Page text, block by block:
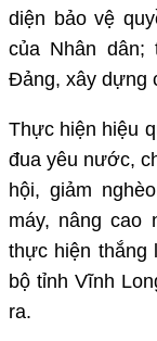
diện bảo vệ
của Nhân
Đảng, xây dựng
Thực hiện hiệu
đua yêu nước,
hội, giảm
máy, nâng cao
thực hiện thắng
bộ tỉnh Vĩnh
ra.